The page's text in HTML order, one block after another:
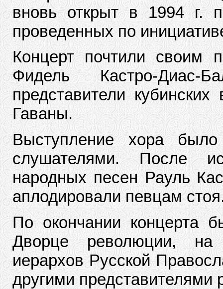
вновь открыт в 1994 г.
проведенных по
Концерт почтили своим
Фидель Кастро-
представители
Гаваны.
Выступление хора было
слушателями. После
народных песен Рауль
аплодировали певцам
По окончании концерта
Дворце революции, на
иерархов Русской
другими представителями